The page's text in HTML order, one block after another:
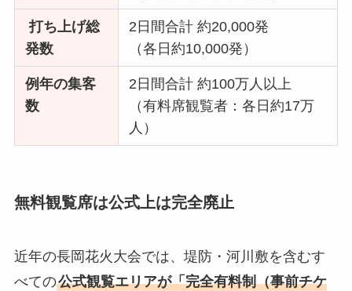
打ち上げ総
発数
2日間合計 約20,000発
（各日約10,000発）
例年の集客
数
2日間合計 約100万人以上
（有料席観覧者：各日約17万
人）
無料観覧席は公式上は完全廃止
近年の長岡花火大会では、堤防・河川敷を含むす
べての公式観覧エリアが「完全有料制（事前チケ